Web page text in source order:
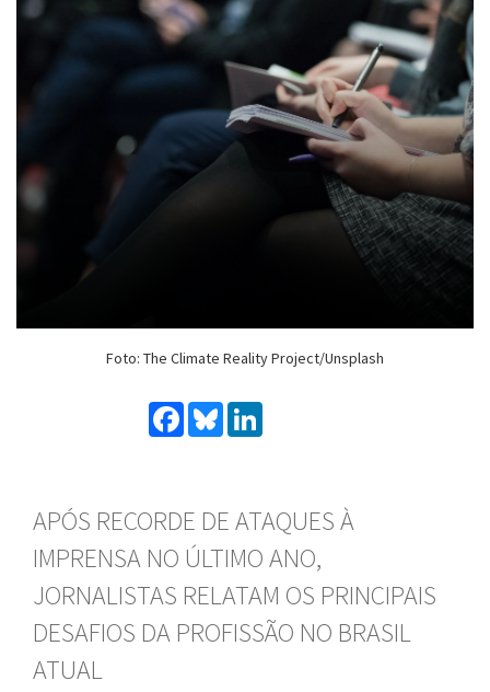
Foto: The Climate Reality Project/Unsplash
Facebook
Bluesky
APÓS RECORDE DE ATAQUES À
IMPRENSA NO ÚLTIMO ANO,
JORNALISTAS RELATAM OS PRINCIPAIS
DESAFIOS DA PROFISSÃO NO BRASIL
ATUAL